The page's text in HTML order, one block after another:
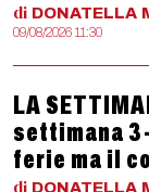
di DONATELLA
09/08/2026 11:30
LA
settimana
ferie ma il
di DONATELLA